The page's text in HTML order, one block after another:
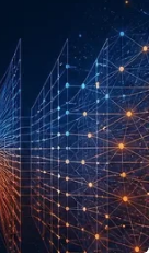
truyền thống Việt